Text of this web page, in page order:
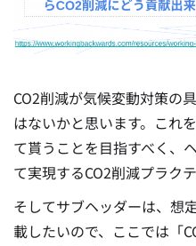
CO2削減が気候変動対策の
はないかと思います。これ
て貰うことを目指すべく、
て実現するCO2削減プラク
そしてサブヘッダーは、想
載したいので、ここでは「